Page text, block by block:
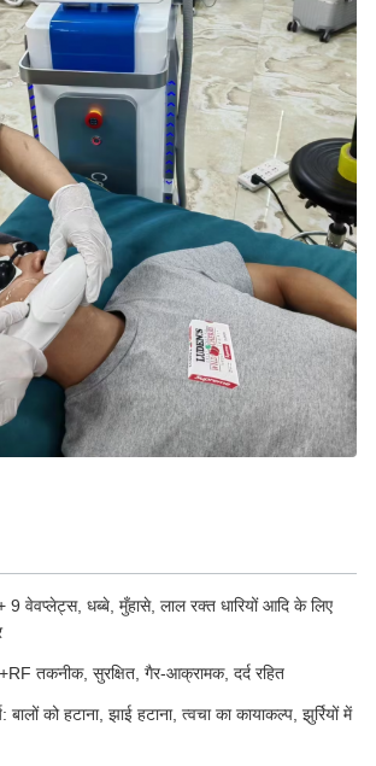
वेवप्लेट्स, धब्बे, मुँहासे, लाल रक्त धारियों आदि के लिए
तकनीक, सुरक्षित, गैर-आक्रामक, दर्द रहित
बालों को हटाना, झाई हटाना, त्वचा का कायाकल्प, झुर्रियों में